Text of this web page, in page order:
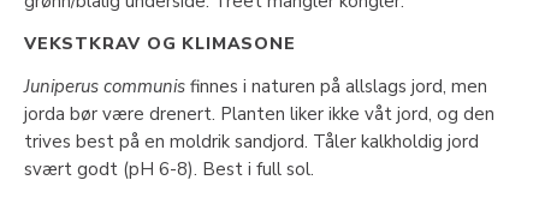
VEKSTKRAV OG KLIMASONE
Juniperus communis finnes i naturen på allslags jord, men
jorda bør være drenert. Planten liker ikke våt jord, og den
trives best på en moldrik sandjord. Tåler kalkholdig jord
svært godt (pH 6-8). Best i full sol.